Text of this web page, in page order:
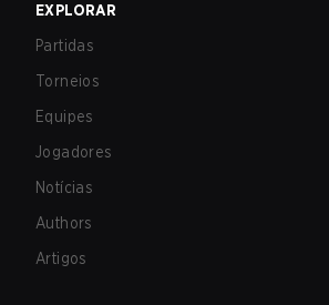
EXPLORAR
Partidas
Torneios
Equipes
Jogadores
Notícias
Authors
Artigos